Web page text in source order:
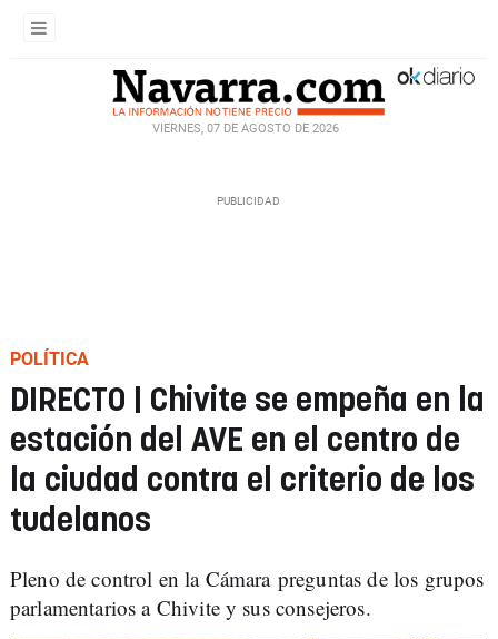
VIERNES, 07 DE AGOSTO DE 2026
POLÍTICA
DIRECTO | Chivite se empeña en la
estación del AVE en el centro de
la ciudad contra el criterio de los
tudelanos
Pleno de control en la Cámara preguntas de los grupos
parlamentarios a Chivite y sus consejeros.